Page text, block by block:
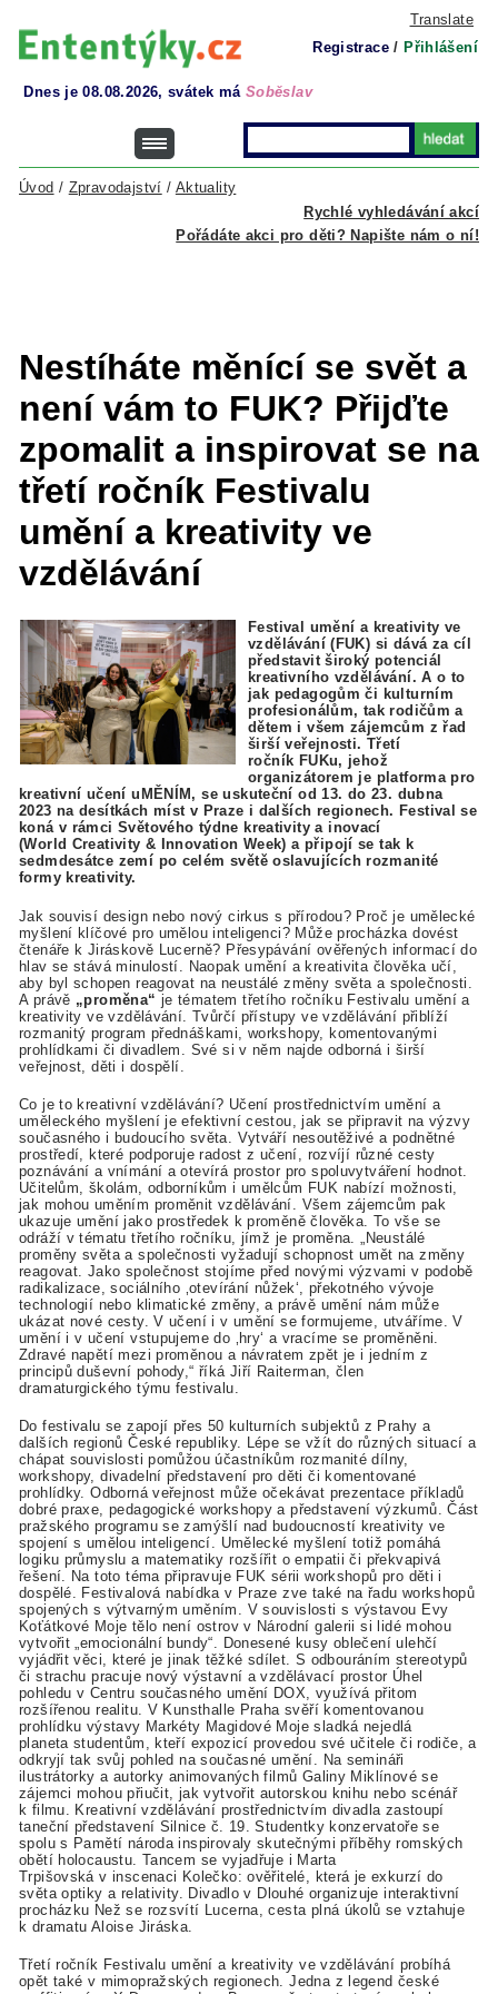
Translate
Registrace / Přihlášení
Dnes je 08.08.2026, svátek má Soběslav
Rychlé vyhledávání akcí
Úvod / Zpravodajství / Aktuality
Pořádáte akci pro děti? Napište nám o ní!
Nestíháte měnící se svět a
není vám to FUK? Přijďte
zpomalit a inspirovat se na
třetí ročník Festivalu
umění a kreativity ve
vzdělávání
Festival umění a kreativity ve
vzdělávání (FUK) si dává za cíl
představit široký potenciál
kreativního vzdělávání. A o to
jak pedagogům či kulturním
profesionálům, tak rodičům a
dětem i všem zájemcům z řad
širší veřejnosti. Třetí
ročník FUKu, jehož
organizátorem je platforma pro
kreativní učení uMĚNÍM, se uskuteční od 13. do 23. dubna
2023 na desítkách míst v Praze i dalších regionech. Festival se
koná v rámci Světového týdne kreativity a inovací
(World Creativity & Innovation Week) a připojí se tak k
sedmdesátce zemí po celém světě oslavujících rozmanité
formy kreativity.
Jak souvisí design nebo nový cirkus s přírodou? Proč je umělecké
myšlení klíčové pro umělou inteligenci? Může procházka dovést
čtenáře k Jiráskově Lucerně? Přesypávání ověřených informací do
hlav se stává minulostí. Naopak umění a kreativita člověka učí,
aby byl schopen reagovat na neustálé změny světa a společnosti.
A právě „proměna“ je tématem třetího ročníku Festivalu umění a
kreativity ve vzdělávání. Tvůrčí přístupy ve vzdělávání přiblíží
rozmanitý program přednáškami, workshopy, komentovanými
prohlídkami či divadlem. Své si v něm najde odborná i širší
veřejnost, děti i dospělí.
Co je to kreativní vzdělávání? Učení prostřednictvím umění a
uměleckého myšlení je efektivní cestou, jak se připravit na výzvy
současného i budoucího světa. Vytváří nesoutěživé a podnětné
prostředí, které podporuje radost z učení, rozvíjí různé cesty
poznávání a vnímání a otevírá prostor pro spoluvytváření hodnot.
Učitelům, školám, odborníkům i umělcům FUK nabízí možnosti,
jak mohou uměním proměnit vzdělávání. Všem zájemcům pak
ukazuje umění jako prostředek k proměně člověka. To vše se
odráží v tématu třetího ročníku, jímž je proměna. „Neustálé
proměny světa a společnosti vyžadují schopnost umět na změny
reagovat. Jako společnost stojíme před novými výzvami v podobě
radikalizace, sociálního ‚otevírání nůžek‘, překotného vývoje
technologií nebo klimatické změny, a právě umění nám může
ukázat nové cesty. V učení i v umění se formujeme, utváříme. V
umění i v učení vstupujeme do ‚hry‘ a vracíme se proměněni.
Zdravé napětí mezi proměnou a návratem zpět je i jedním z
principů duševní pohody,“ říká Jiří Raiterman, člen
dramaturgického týmu festivalu.
Do festivalu se zapojí přes 50 kulturních subjektů z Prahy a
dalších regionů České republiky. Lépe se vžít do různých situací a
chápat souvislosti pomůžou účastníkům rozmanité dílny,
workshopy, divadelní představení pro děti či komentované
prohlídky. Odborná veřejnost může očekávat prezentace příkladů
dobré praxe, pedagogické workshopy a představení výzkumů. Část
pražského programu se zamýšlí nad budoucností kreativity ve
spojení s umělou inteligencí. Umělecké myšlení totiž pomáhá
logiku průmyslu a matematiky rozšířit o empatii či překvapivá
řešení. Na toto téma připravuje FUK sérii workshopů pro děti i
dospělé. Festivalová nabídka v Praze zve také na řadu workshopů
spojených s výtvarným uměním. V souvislosti s výstavou Evy
Koťátkové Moje tělo není ostrov v Národní galerii si lidé mohou
vytvořit „emocionální bundy“. Donesené kusy oblečení ulehčí
vyjádřit věci, které je jinak těžké sdílet. S odbouráním stereotypů
či strachu pracuje nový výstavní a vzdělávací prostor Úhel
pohledu v Centru současného umění DOX, využívá přitom
rozšířenou realitu. V Kunsthalle Praha svěří komentovanou
prohlídku výstavy Markéty Magidové Moje sladká nejedlá
planeta studentům, kteří expozicí provedou své učitele či rodiče, a
odkryjí tak svůj pohled na současné umění. Na semináři
ilustrátorky a autorky animovaných filmů Galiny Miklínové se
zájemci mohou přiučit, jak vytvořit autorskou knihu nebo scénář
k filmu. Kreativní vzdělávání prostřednictvím divadla zastoupí
taneční představení Silnice č. 19. Studentky konzervatoře se
spolu s Pamětí národa inspirovaly skutečnými příběhy romských
obětí holocaustu. Tancem se vyjadřuje i Marta
Trpišovská v inscenaci Kolečko: ověřitelé, která je exkurzí do
světa optiky a relativity. Divadlo v Dlouhé organizuje interaktivní
procházku Než se rozsvítí Lucerna, cesta plná úkolů se vztahuje
k dramatu Aloise Jiráska.
Třetí ročník Festivalu umění a kreativity ve vzdělávání probíhá
opět také v mimopražských regionech. Jedna z legend české